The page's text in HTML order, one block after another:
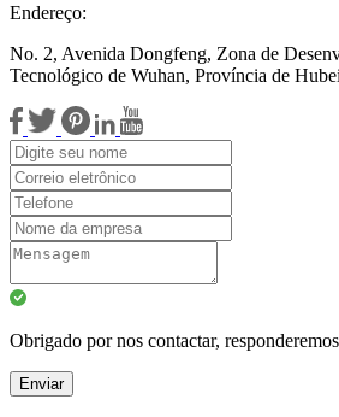
Endereço:
No. 2, Avenida Dongfeng, Zona de
Tecnológico de Wuhan, Província de Hubei
Obrigado por nos contactar,
Enviar